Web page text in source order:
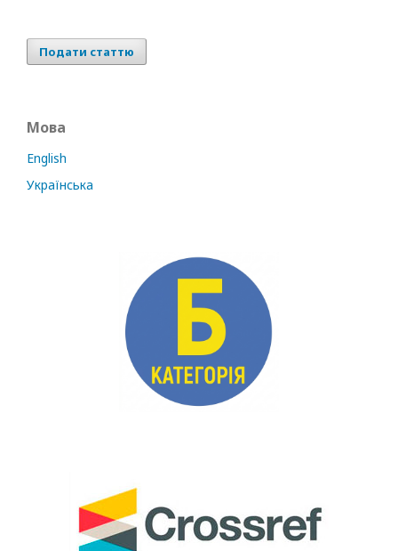
Подати статтю
Мова
English
Українська